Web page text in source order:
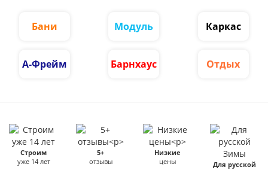
Бани Модуль Каркас
А-Фрейм Барнхаус Отдых
Строим
уже 14 лет
5+
отзывы
Низкие
цены
Для русской